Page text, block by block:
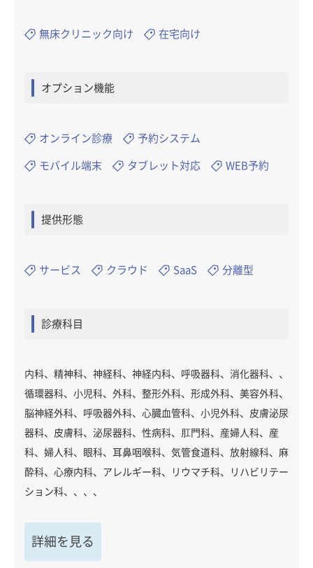
無床クリニック向け 在宅向け
オプション機能
オンライン診療 予約システム
モバイル端末 タブレット対応 WEB予約
提供形態
サービス クラウド SaaS 分離型
診療科目
内科、精神科、神経科、神経内科、呼吸器科、消化器科、、
循環器科、小児科、外科、整形外科、形成外科、美容外科、
脳神経外科、呼吸器外科、心臓血管科、小児外科、皮膚泌尿
器科、皮膚科、泌尿器科、性病科、肛門科、産婦人科、産
科、婦人科、眼科、耳鼻咽喉科、気管食道科、放射線科、麻
酔科、心療内科、アレルギー科、リウマチ科、リハビリテー
ション科、、、、
詳細を見る